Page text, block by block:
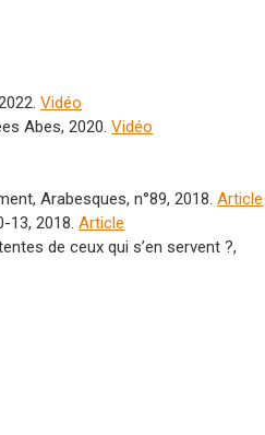
Vidéo
Abes, 2020.Vidéo
Arabesques, n°89, 2018.Article
13, 2018.Article
de ceux qui s’en servent ?,